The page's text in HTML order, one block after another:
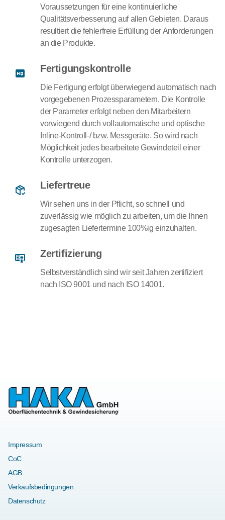
Voraussetzungen für eine kontinuierliche
Qualitätsverbesserung auf allen Gebieten. Daraus
resultiert die fehlerfreie Erfüllung der Anforderungen
an die Produkte.
Fertigungskontrolle
Die Fertigung erfolgt überwiegend automatisch nach
vorgegebenen Prozessparametern. Die Kontrolle
der Parameter erfolgt neben den Mitarbeitern
vorwiegend durch vollautomatische und optische
Inline-Kontroll-/ bzw. Messgeräte. So wird nach
Möglichkeit jedes bearbeitete Gewindeteil einer
Kontrolle unterzogen.
Liefertreue
Wir sehen uns in der Pflicht, so schnell und
zuverlässig wie möglich zu arbeiten, um die Ihnen
zugesagten Liefertermine 100%ig einzuhalten.
Zertifizierung
Selbstverständlich sind wir seit Jahren zertifiziert
nach ISO 9001 und nach ISO 14001.
Impressum
CoC
AGB
Verkaufsbedingungen
Datenschutz